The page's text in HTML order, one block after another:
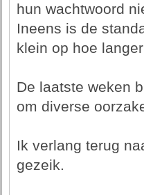
hun wachtwoord
Ineens is de
klein op hoe
De laatste weken
om diverse
Ik verlang terug
gezeik.